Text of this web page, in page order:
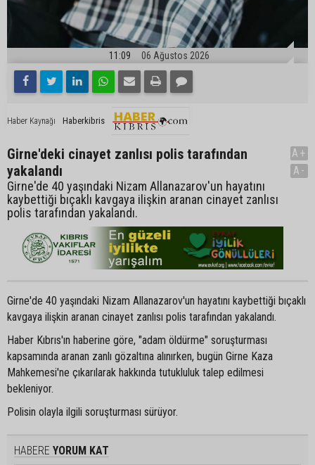
11:09 06 Ağustos 2026
Haber Kaynağı Haberkibris
Girne'deki cinayet zanlısı polis tarafından
yakalandı
Girne'de 40 yaşındaki Nizam Allanazarov'un hayatını
kaybettiği bıçaklı kavgaya ilişkin aranan cinayet zanlısı
polis tarafından yakalandı.
A+
A-
Girne'de 40 yaşındaki Nizam Allanazarov'un hayatını kaybettiği bıçaklı
kavgaya ilişkin aranan cinayet zanlısı polis tarafından yakalandı.
Haber Kıbrıs'ın haberine göre, "adam öldürme" soruşturması
kapsamında aranan zanlı gözaltına alınırken, bugün Girne Kaza
Mahkemesi'ne çıkarılarak hakkında tutukluluk talep edilmesi
bekleniyor.
Polisin olayla ilgili soruşturması sürüyor.
HABERE YORUM KAT